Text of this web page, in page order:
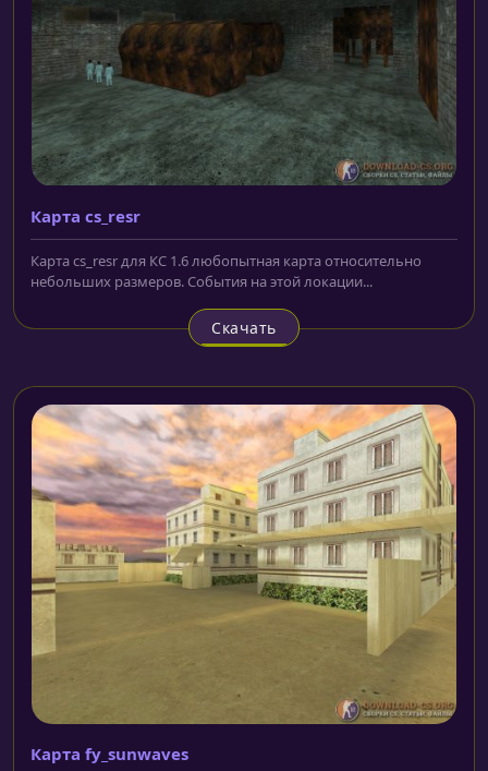
Карта cs_resr
Карта cs_resr для КС 1.6 любопытная карта относительно
небольших размеров. События на этой локации...
Скачать
Карта fy_sunwaves